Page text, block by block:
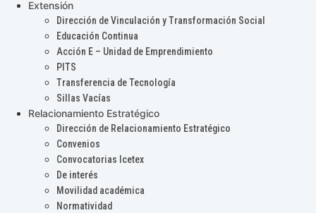
Extensión
Dirección de Vinculación y Transformación Social
Educación Continua
Acción E – Unidad de Emprendimiento
PITS
Transferencia de Tecnología
Sillas Vacías
Relacionamiento Estratégico
Dirección de Relacionamiento Estratégico
Convenios
Convocatorias Icetex
De interés
Movilidad académica
Normatividad